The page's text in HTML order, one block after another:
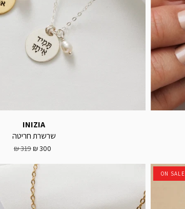
INIZIA
שרשרת חריטה
300 ₪
319 ₪
ON SALE